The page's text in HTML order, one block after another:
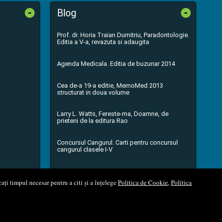
timpul necesar pentru a citi și a înțelegePolitica de Cookie,Politica
- Blog -
Prof. dr. Horia Traian Dumitriu, Paradontologie.
Editia a V-a, revazuta si adaugita
Agenda Medicala. Editia de buzunar 2014
Cea de-a 19-a editie, MemoMed 2013
structurat in doua volume
Larry L. Watts, Fereste-ma, Doamne, de
prieteni de la editura Rao
Concursul Cangurul. Carti pentru concursul
cangurul clasele I-V